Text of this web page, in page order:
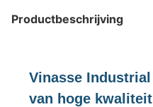
Productbeschrijving
Vinasse
van hoge kwaliteit